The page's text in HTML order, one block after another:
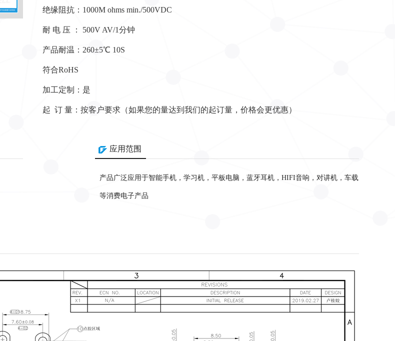
绝缘阻抗：1000M ohms min./500VDC
耐 电 压 ： 500V AV/1分钟
产品耐温：260±5℃ 10S
符合RoHS
加工定制：是
起 订 量：按客户要求（如果您的量达到我们的起订量，价格会更优惠）
应用范围
产品广泛应用于智能手机，学习机，平板电脑，蓝牙耳机，HIFI音响，对讲机，车载
等消费电子产品